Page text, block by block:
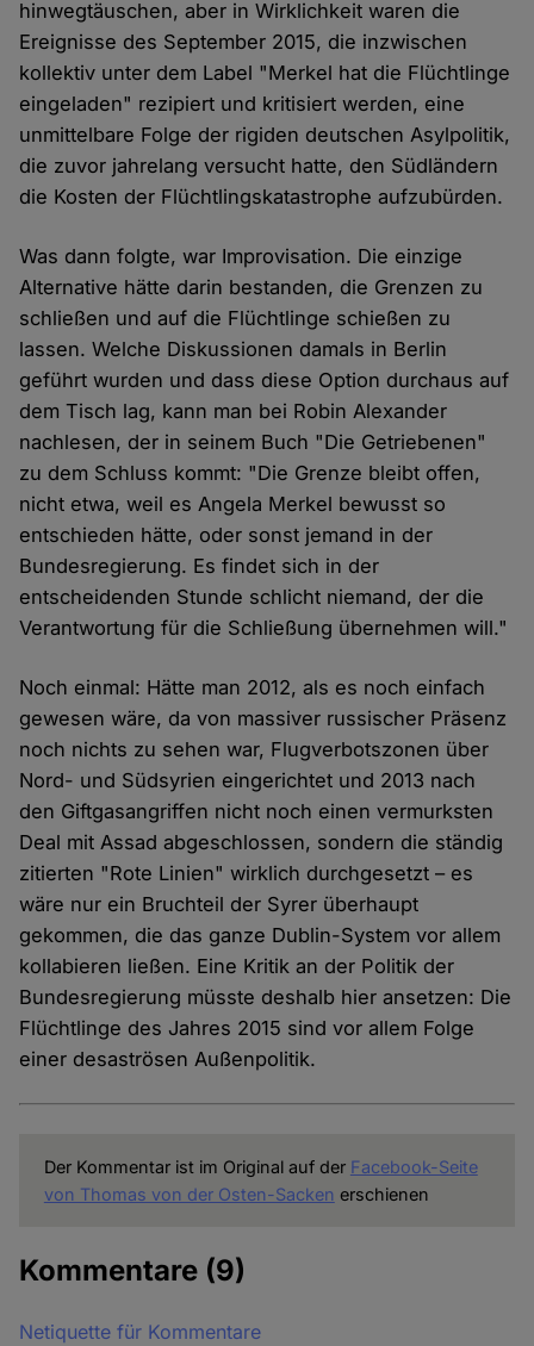
hinwegtäuschen, aber in Wirklichkeit waren die
Ereignisse des September 2015, die inzwischen
kollektiv unter dem Label "Merkel hat die Flüchtlinge
eingeladen" rezipiert und kritisiert werden, eine
unmittelbare Folge der rigiden deutschen Asylpolitik,
die zuvor jahrelang versucht hatte, den Südländern
die Kosten der Flüchtlingskatastrophe aufzubürden.
Was dann folgte, war Improvisation. Die einzige
Alternative hätte darin bestanden, die Grenzen zu
schließen und auf die Flüchtlinge schießen zu
lassen. Welche Diskussionen damals in Berlin
geführt wurden und dass diese Option durchaus auf
dem Tisch lag, kann man bei Robin Alexander
nachlesen, der in seinem Buch "Die Getriebenen"
zu dem Schluss kommt: "Die Grenze bleibt offen,
nicht etwa, weil es Angela Merkel bewusst so
entschieden hätte, oder sonst jemand in der
Bundesregierung. Es findet sich in der
entscheidenden Stunde schlicht niemand, der die
Verantwortung für die Schließung übernehmen will."
Noch einmal: Hätte man 2012, als es noch einfach
gewesen wäre, da von massiver russischer Präsenz
noch nichts zu sehen war, Flugverbotszonen über
Nord- und Südsyrien eingerichtet und 2013 nach
den Giftgasangriffen nicht noch einen vermurksten
Deal mit Assad abgeschlossen, sondern die ständig
zitierten "Rote Linien" wirklich durchgesetzt – es
wäre nur ein Bruchteil der Syrer überhaupt
gekommen, die das ganze Dublin-System vor allem
kollabieren ließen. Eine Kritik an der Politik der
Bundesregierung müsste deshalb hier ansetzen: Die
Flüchtlinge des Jahres 2015 sind vor allem Folge
einer desaströsen Außenpolitik.
Der Kommentar ist im Original auf der Facebook-Seite
von Thomas von der Osten-Sacken erschienen
Kommentare (9)
Netiquette für Kommentare